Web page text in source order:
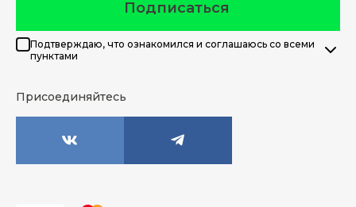
Подписаться
Подтверждаю, что ознакомился и соглашаюсь со всеми
пунктами
Присоединяйтесь